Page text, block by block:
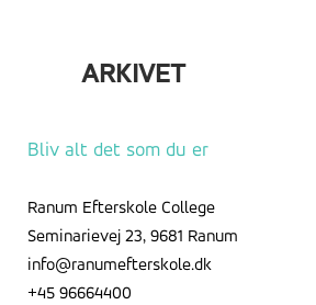
ARKIVET
Bliv alt det som du er
Ranum Efterskole College
Seminarievej 23, 9681 Ranum
info@ranumefterskole.dk
+45 96664400